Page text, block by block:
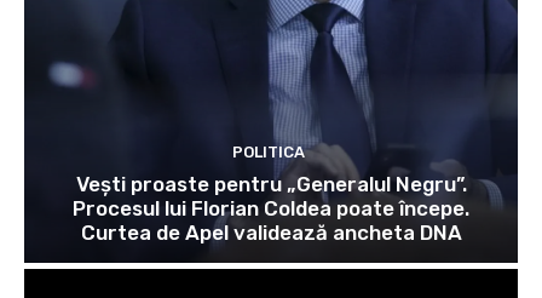
POLITICA
Vești proaste pentru „Generalul Negru”.
Procesul lui Florian Coldea poate începe.
Curtea de Apel validează ancheta DNA